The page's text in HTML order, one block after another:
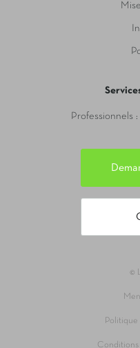
Professionnels
©
Conditions